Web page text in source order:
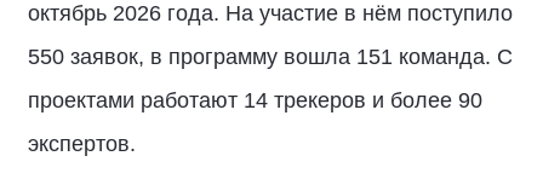
октябрь 2026 года. На участие в нём поступило
550 заявок, в программу вошла 151 команда. С
проектами работают 14 трекеров и более 90
экспертов.